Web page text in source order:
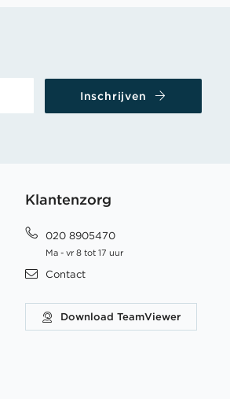
Inschrijven
Klantenzorg
020 8905470
Ma - vr 8 tot 17 uur
Contact
Download TeamViewer